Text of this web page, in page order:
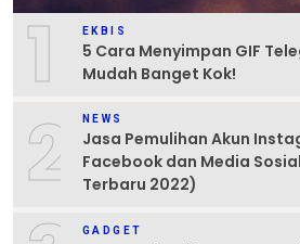
1 EKBIS
5 Cara Menyimpan GIF
Mudah Banget Kok!
2 NEWS
Jasa Pemulihan Akun
Facebook dan Media
Terbaru 2022)
GADGET